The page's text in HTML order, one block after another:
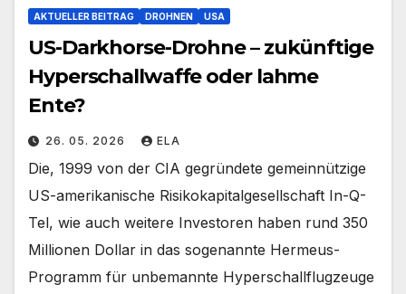
AKTUELLER BEITRAG DROHNEN USA
US-Darkhorse-Drohne – zukünftige
Hyperschallwaffe oder lahme
Ente?
26. 05. 2026 ELA
Die, 1999 von der CIA gegründete gemeinnützige
US-amerikanische Risikokapitalgesellschaft In-Q-
Tel, wie auch weitere Investoren haben rund 350
Millionen Dollar in das sogenannte Hermeus-
Programm für unbemannte Hyperschallflugzeuge